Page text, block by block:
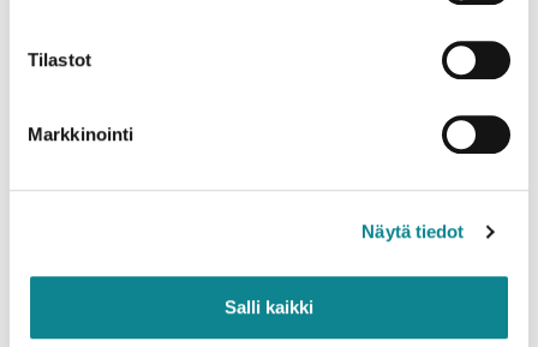
Tilastot
Markkinointi
Näytä tiedot
Salli kaikki